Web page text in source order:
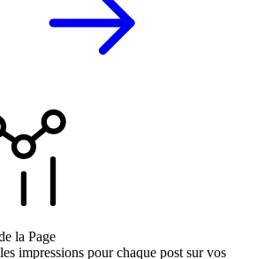
la Page
impressions pour chaque post sur vos